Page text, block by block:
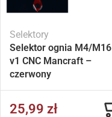
Selektory
Selektor ognia M4/M16
v1 CNC Mancraft –
czerwony
25,99 zł